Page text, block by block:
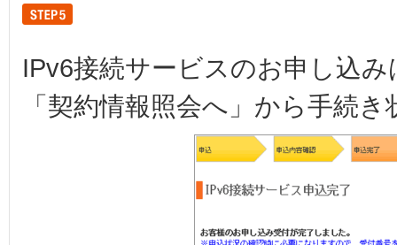
IPv6接続サービスのお申し込
「契約情報照会へ」から手続